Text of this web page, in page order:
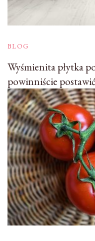
BLOG
Wyśmienita płytka
powinniście postawić